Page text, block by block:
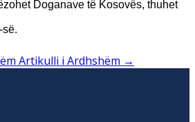
Doganave të Kosovës, thuhet
së.
Artikulli i Ardhshëm →